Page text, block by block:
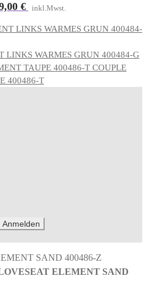
€ inkl.Mwst.
LINKS WARMES GRUN 400484-G
COUPLE
400486-T
ELEMENT SAND